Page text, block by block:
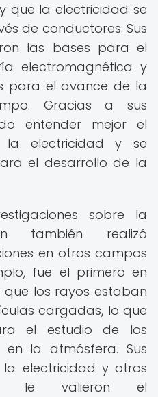
que la electricidad se
de conductores. Sus
las bases para el
electromagnética y
para el avance de la
Gracias a sus
entender mejor el
la electricidad y se
el desarrollo de la
sobre la
también realizó
en otros campos
fue el primero en
los rayos estaban
cargadas, lo que
el estudio de los
en la atmósfera. Sus
la electricidad y otros
le valieron el